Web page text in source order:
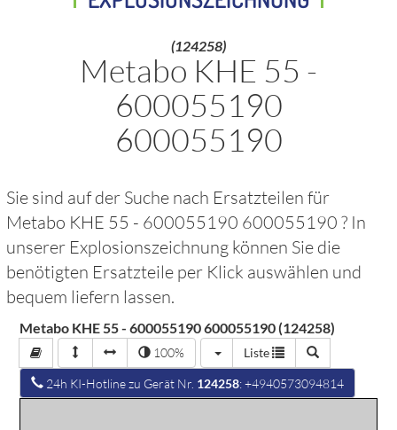
(124258)
Metabo KHE 55 -
600055190
600055190
Sie sind auf der Suche nach Ersatzteilen für
Metabo KHE 55 - 600055190 600055190? In
unserer Explosionszeichnung können Sie die
benötigten Ersatzteile per Klick auswählen und
bequem liefern lassen.
Metabo KHE 55 - 600055190 600055190 (124258)
100% Liste
24h KI-Hotline zu Gerät Nr. 124258: +4940573094814